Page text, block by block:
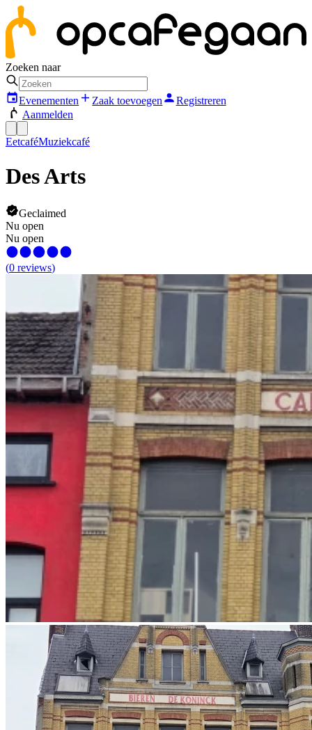
Zoeken naar
Evenementen Zaak toevoegen
Registreren
Aanmelden
EetcaféMuziekcafé
Des Arts
Geclaimed
Nu open
Nu open
(0 reviews)